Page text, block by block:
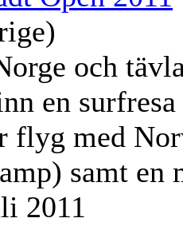
och
en
flyg med
) samt en
2011